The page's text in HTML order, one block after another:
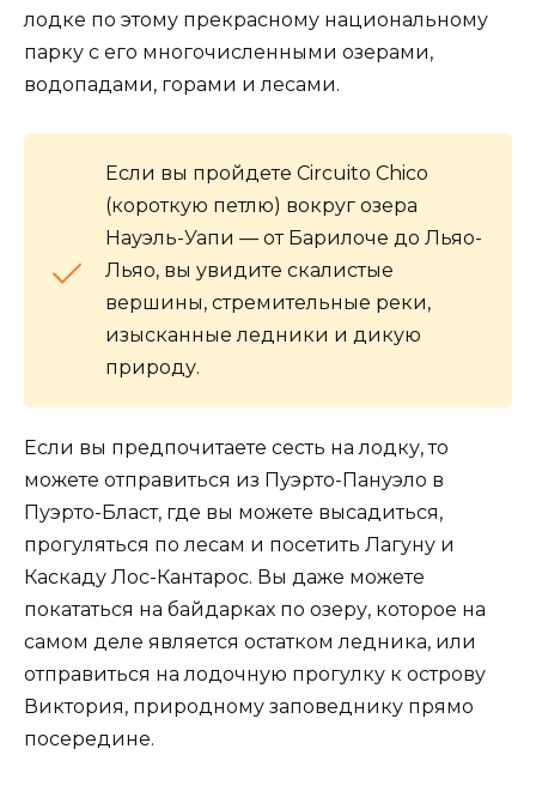
лодке по этому прекрасному национальному
парку с его многочисленными озерами,
водопадами, горами и лесами.
Если вы пройдете Circuito Chico
(короткую петлю) вокруг озера
Науэль-Уапи — от Барилоче до Льяо-
Льяо, вы увидите скалистые
вершины, стремительные реки,
изысканные ледники и дикую
природу.
Если вы предпочитаете сесть на лодку, то
можете отправиться из Пуэрто-Пануэло в
Пуэрто-Бласт, где вы можете высадиться,
прогуляться по лесам и посетить Лагуну и
Каскаду Лос-Кантарос. Вы даже можете
покататься на байдарках по озеру, которое на
самом деле является остатком ледника, или
отправиться на лодочную прогулку к острову
Виктория, природному заповеднику прямо
посередине.